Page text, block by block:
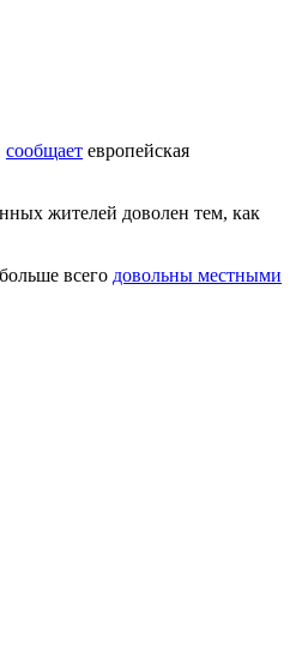
сообщает европейская
жителей доволен тем, как
всего довольны местными